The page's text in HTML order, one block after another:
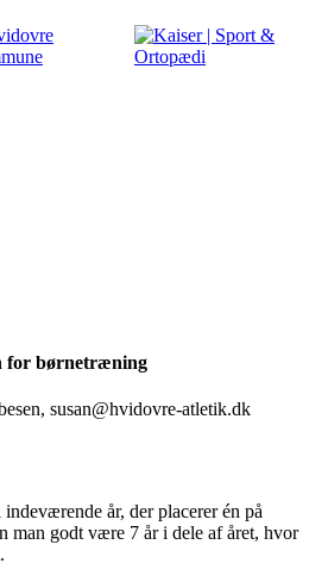
for børnetræning
susan@hvidovre-atletik.dk
år, der placerer én på
man godt være 7 år i dele af året, hvor